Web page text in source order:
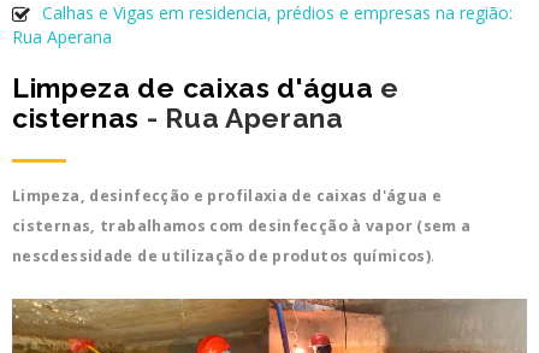
Calhas e Vigas em residencia, prédios e empresas na região:
Rua Aperana
Limpeza de caixas d'água e
cisternas - Rua Aperana
Limpeza, desinfecção e profilaxia de caixas d'água e
cisternas, trabalhamos com desinfecção à vapor (sem a
nescdessidade de utilização de produtos químicos).